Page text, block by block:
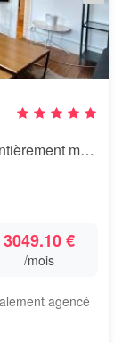
Charmant 3 pièces lumineux de 79 m² entièrement meublé
3049.10 €
/mois
agencé